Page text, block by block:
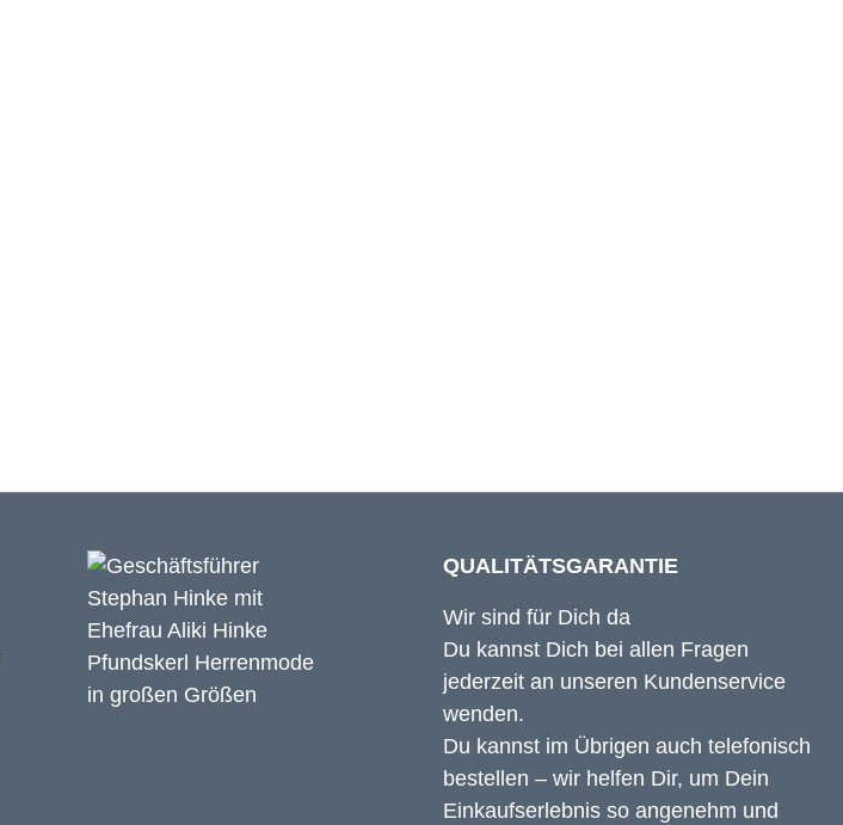
QUALITÄTSGARANTIE
Wir sind für Dich da
Du kannst Dich bei allen Fragen
jederzeit an unseren Kundenservice
wenden.
Du kannst im Übrigen auch telefonisch
bestellen – wir helfen Dir, um Dein
Einkaufserlebnis so angenehm und